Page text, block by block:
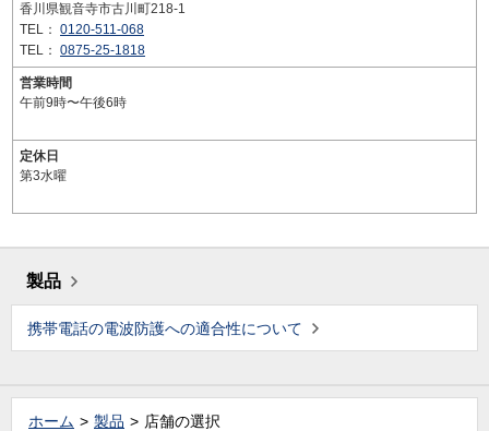
香川県観音寺市古川町218-1
TEL： 0120-511-068
TEL： 0875-25-1818
営業時間
午前9時〜午後6時
定休日
第3水曜
製品
携帯電話の電波防護への適合性について
ホーム 製品 店舗の選択